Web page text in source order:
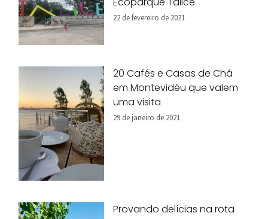
22 de fevereiro de 2021
20 Cafés e Casas de Chá
em Montevidéu que valem
uma visita
29 de janeiro de 2021
Provando delícias na rota